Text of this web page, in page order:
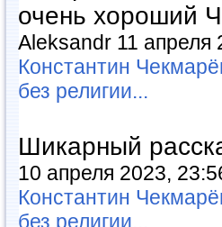
очень хороший
Aleksandr 11 апреля
Константин
без религии...
Шикарный
10 апреля 2023,
Константин
без религии...